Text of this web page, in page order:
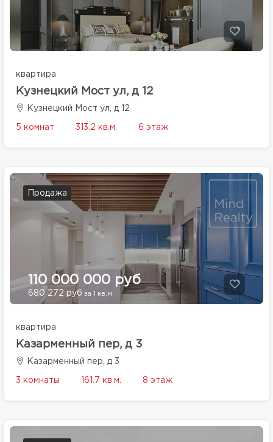
квартира
Кузнецкий Мост ул, д 12
Кузнецкий Мост ул, д 12
5 комнат 313.2 кв.м. 6 этаж
Продажа
110 000 000 руб
680 272 руб за 1 кв.м.
квартира
Казарменный пер, д 3
Казарменный пер, д 3
3 комнаты 161.7 кв.м. 8 этаж